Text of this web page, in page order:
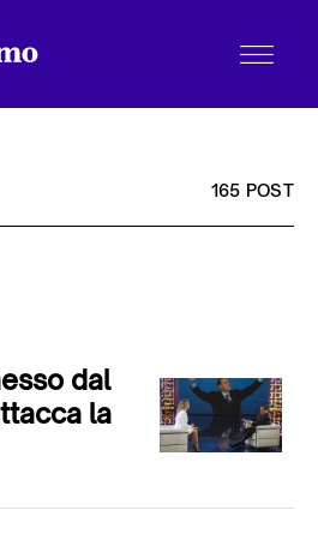
165 POST
dal
la